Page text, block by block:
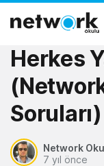
Herkes
Soruları)
Network
7 yıl önce